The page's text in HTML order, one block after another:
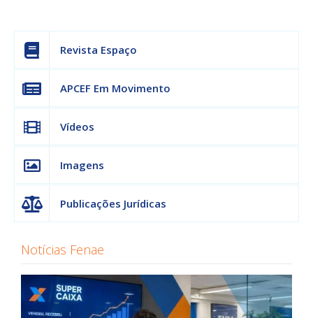
Revista Espaço
APCEF Em Movimento
Vídeos
Imagens
Publicações Jurídicas
Notícias Fenae